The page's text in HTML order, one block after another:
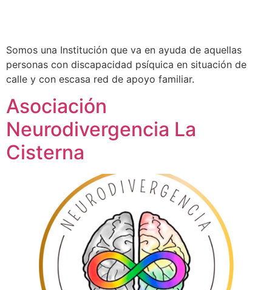
Somos una Institución que va en ayuda de aquellas
personas con discapacidad psíquica en situación de
calle y con escasa red de apoyo familiar.
Asociación
Neurodivergencia La
Cisterna